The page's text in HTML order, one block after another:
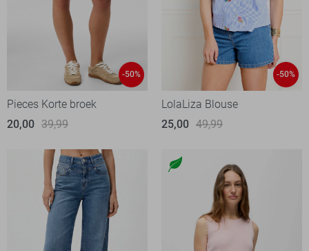
-50%
Pieces Korte broek
20,00 39,99
-50%
LolaLiza Blouse
25,00 49,99